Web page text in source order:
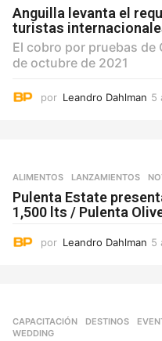
Anguilla levanta el
turistas
El cobro por pruebas de
de octubre de 2021
por Leandro Dahlman 5
ALIMENTOS ,LANZAMIENTOS
Pulenta Estate
1,500 lts / Pulenta
por Leandro Dahlman 5
CAPACITACIÓN ,DESTINOS ,
WEDDING